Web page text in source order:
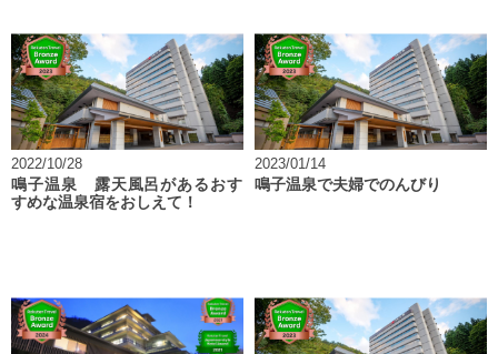
2022/10/28
鳴子温泉 露天風呂があるおす
すめな温泉宿をおしえて！
2023/01/14
鳴子温泉で夫婦でのんびり